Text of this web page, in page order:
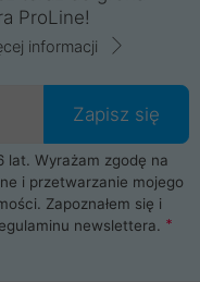
ProLine!
informacji
Zapisz się
lat. Wyrażam zgodę na
i przetwarzanie mojego
Zapoznałem się i
newslettera.